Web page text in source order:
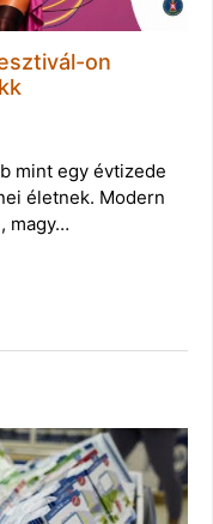
on
mint egy évtizede
életnek. Modern
magy…